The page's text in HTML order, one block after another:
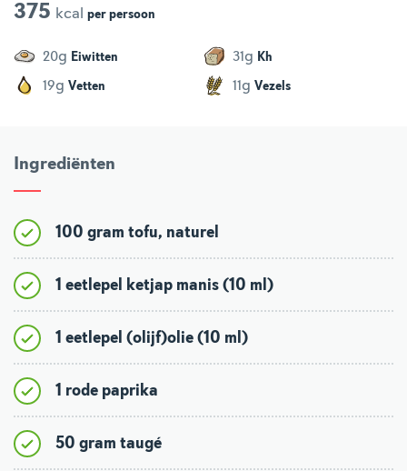
375 kcal per persoon
20g Eiwitten 31g Kh
19g Vetten 11g Vezels
Ingrediënten
100 gram tofu, naturel
1 eetlepel ketjap manis (10 ml)
1 eetlepel (olijf)olie (10 ml)
1 rode paprika
50 gram taugé